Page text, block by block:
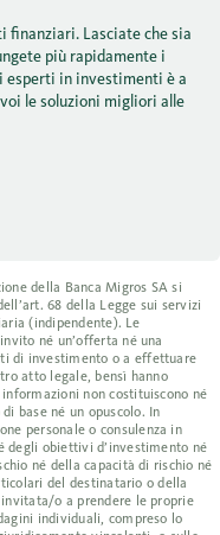
Lasciate che sia
più rapidamente i
in investimenti è a
le soluzioni migliori alle
della Banca Migros SA si
68 della Legge sui servizi
(indipendente). Le
né un’offerta né una
di investimento o a effettuare
atto legale, bensì hanno
non costituiscono né
base né un opuscolo. In
personale o consulenza in
degli obiettivi d’investimento né
né della capacità di rischio né
del destinatario o della
o a prendere le proprie
individuali, compreso lo